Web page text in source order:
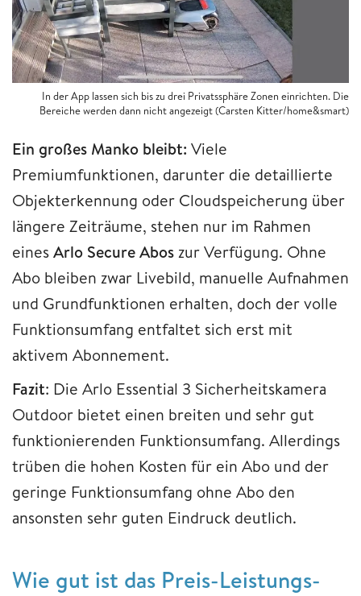
In der App lassen sich bis zu drei Privatssphäre Zonen einrichten. Die
Bereiche werden dann nicht angezeigt (Carsten Kitter/home&smart)
Ein großes Manko bleibt: Viele
Premiumfunktionen, darunter die detaillierte
Objekterkennung oder Cloudspeicherung über
längere Zeiträume, stehen nur im Rahmen
einesArlo Secure Aboszur Verfügung. Ohne
Abo bleiben zwar Livebild, manuelle Aufnahmen
und Grundfunktionen erhalten, doch der volle
Funktionsumfang entfaltet sich erst mit
aktivem Abonnement.
Fazit: Die Arlo Essential 3 Sicherheitskamera
Outdoor bietet einen breiten und sehr gut
funktionierenden Funktionsumfang. Allerdings
trüben die hohen Kosten für ein Abo und der
geringe Funktionsumfang ohne Abo den
ansonsten sehr guten Eindruck deutlich.
Wie gut ist das Preis-Leistungs-